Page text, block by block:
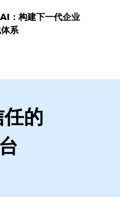
：构建下一代企业
系
任的